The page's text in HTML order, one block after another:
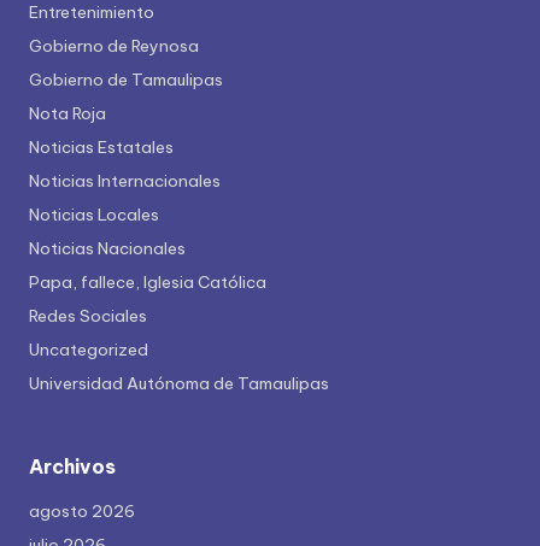
Entretenimiento
Gobierno de Reynosa
Gobierno de Tamaulipas
Nota Roja
Noticias Estatales
Noticias Internacionales
Noticias Locales
Noticias Nacionales
Papa, fallece, Iglesia Católica
Redes Sociales
Uncategorized
Universidad Autónoma de Tamaulipas
Archivos
agosto 2026